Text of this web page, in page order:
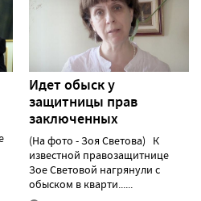
Идет обыск у
защитницы прав
заключенных
(На фото - Зоя Светова) К
известной правозащитнице
Зое Световой нагрянули с
обыском в кварти......